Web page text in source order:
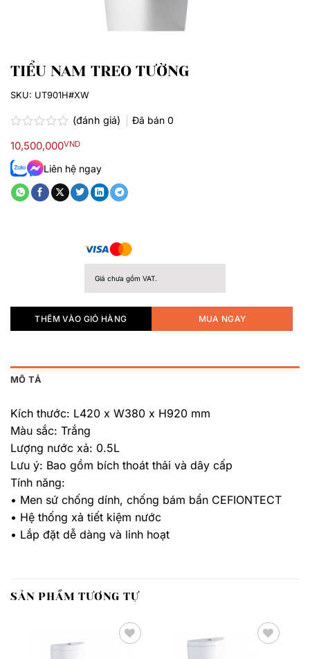
TIỂU NAM TREO TƯỜNG
xếp
hạng
0.0
5
sao
(đánh giá) Đã bán 0
10,500,000VND
Liên hệ ngay
Giá chưa gồm VAT.
THÊM VÀO GIỎ HÀNG MUA NGAY
SKU: UT901H#XW
MÔ TẢ
Kích thước: L420 x W380 x H920 mm
Màu sắc: Trắng
Lượng nước xả: 0.5L
Lưu ý: Bao gồm bích thoát thải và dây cấp
Tính năng:
• Men sứ chống dính, chống bám bẩn CEFIONTECT
• Hệ thống xả tiết kiệm nước
• Lắp đặt dễ dàng và linh hoạt
SẢN PHẨM TƯƠNG TỰ